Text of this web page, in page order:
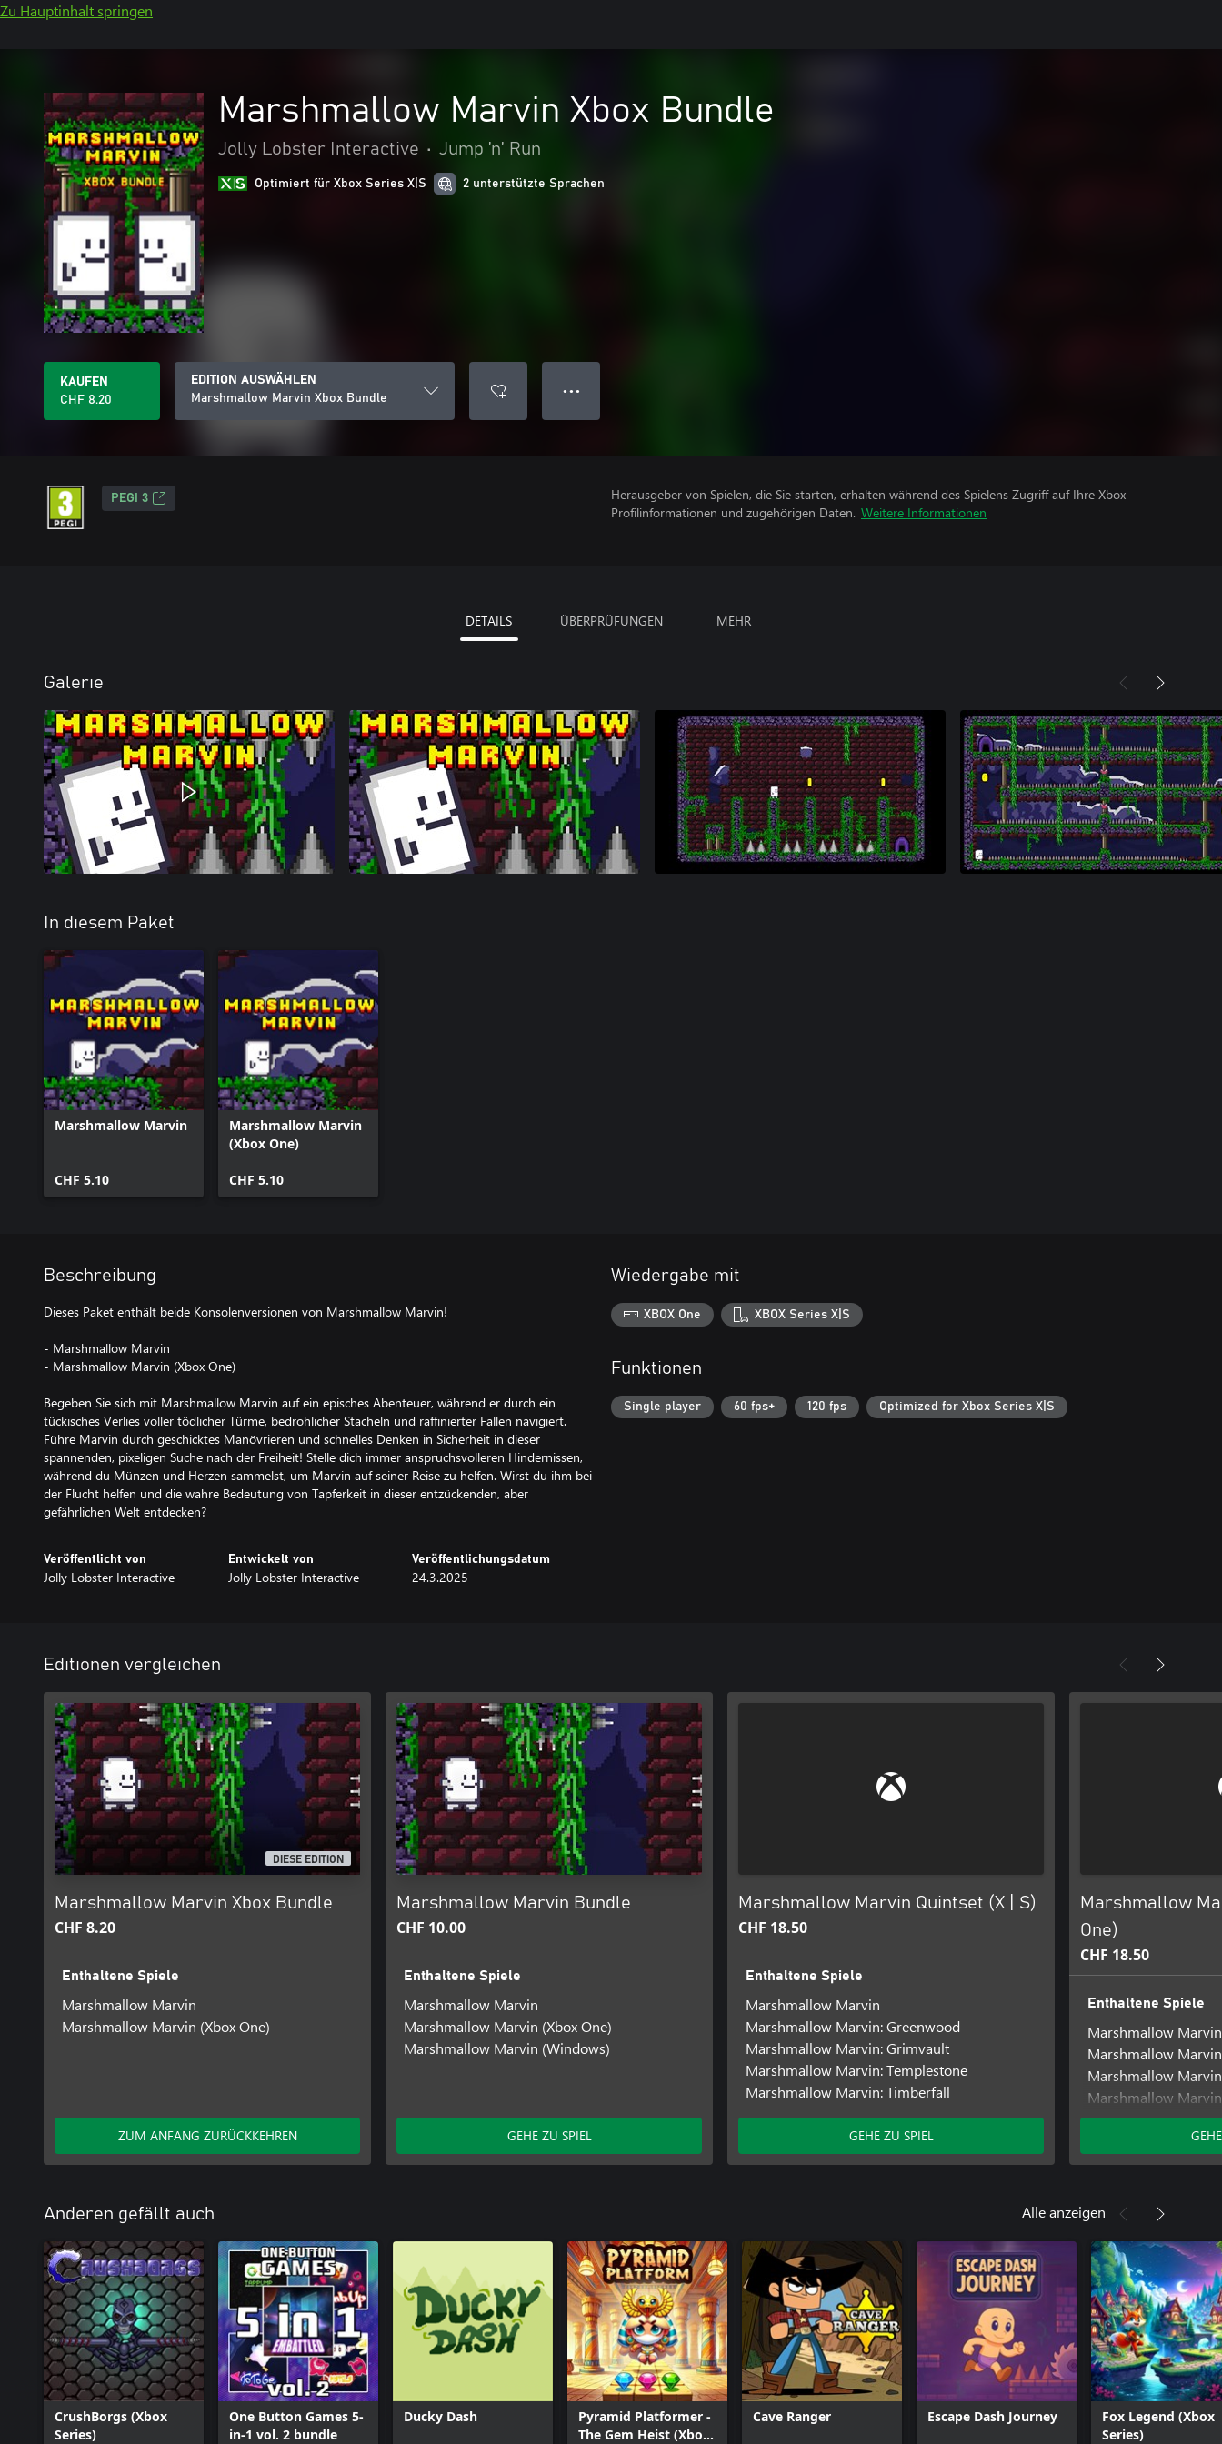
Zu Hauptinhalt springen
Marshmallow Marvin Xbox Bundle
Jolly Lobster Interactive • Jump ’n’ Run
Optimiert für Xbox Series X|S 2 unterstützte Sprachen
KAUFEN
CHF 8.20
EDITION AUSWÄHLEN
Marshmallow Marvin Xbox Bundle
● ● ●
PEGI 3
Herausgeber von Spielen, die Sie starten, erhalten während des Spielens Zugriff auf Ihre Xbox-
Profilinformationen und zugehörigen Daten. Weitere Informationen
DETAILS ÜBERPRÜFUNGEN MEHR
Galerie
In diesem Paket
Marshmallow Marvin
CHF 5.10
Marshmallow Marvin
(Xbox One)
CHF 5.10
Beschreibung
Dieses Paket enthält beide Konsolenversionen von Marshmallow Marvin!
- Marshmallow Marvin
- Marshmallow Marvin (Xbox One)
Begeben Sie sich mit Marshmallow Marvin auf ein episches Abenteuer, während er durch ein
tückisches Verlies voller tödlicher Türme, bedrohlicher Stacheln und raffinierter Fallen navigiert.
Führe Marvin durch geschicktes Manövrieren und schnelles Denken in Sicherheit in dieser
spannenden, pixeligen Suche nach der Freiheit! Stelle dich immer anspruchsvolleren Hindernissen,
während du Münzen und Herzen sammelst, um Marvin auf seiner Reise zu helfen. Wirst du ihm bei
der Flucht helfen und die wahre Bedeutung von Tapferkeit in dieser entzückenden, aber
gefährlichen Welt entdecken?
Veröffentlicht von
Jolly Lobster Interactive
Entwickelt von
Jolly Lobster Interactive
Veröffentlichungsdatum
24.3.2025
Wiedergabe mit
XBOX One XBOX Series X|S
Funktionen
Single player 60 fps+ 120 fps Optimized for Xbox Series X|S
Editionen vergleichen
DIESE EDITION
Marshmallow Marvin Xbox Bundle
CHF 8.20
Enthaltene Spiele
Marshmallow Marvin
Marshmallow Marvin (Xbox One)
ZUM ANFANG ZURÜCKKEHREN
Marshmallow Marvin Bundle
CHF 10.00
Enthaltene Spiele
Marshmallow Marvin
Marshmallow Marvin (Xbox One)
Marshmallow Marvin (Windows)
GEHE ZU SPIEL
Marshmallow Marvin Quintset (X | S)
CHF 18.50
Enthaltene Spiele
Marshmallow Marvin
Marshmallow Marvin: Greenwood
Marshmallow Marvin: Grimvault
Marshmallow Marvin: Templestone
Marshmallow Marvin: Timberfall
GEHE ZU SPIEL
Marshmallow
One)
CHF 18.50
Enthaltene Spiele
Marshmallow
Marshmallow
Marshmallow
Marshmallow
One)
Marshmallow
Anderen gefällt auch Alle anzeigen
CrushBorgs (Xbox
Series)
One Button Games 5-
in-1 vol. 2 bundle
Ducky Dash
Pyramid Platformer -
The Gem Heist (Xbox
Cave Ranger Escape Dash Journey
Fox Legend (Xbox
Series)